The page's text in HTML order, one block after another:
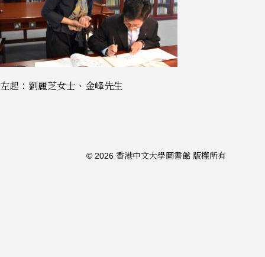
左起：劉麗芝女士、金峰先生
© 2026 香港中文大學圖書館 版權所有